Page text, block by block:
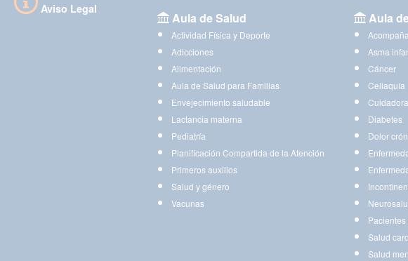
Aviso Legal
Aula de Salud
Actividad Física y Deporte
Adicciones
Alimentación
Aula de Salud para Familias
Envejecimiento saludable
Lactancia materna
Pediatría
Planificación Compartida de la Atención
Primeros auxilios
Salud y género
Vacunas
Aula
Asma
Cáncer
Celiaquía
Diabetes
Dolor
Salud
Salud